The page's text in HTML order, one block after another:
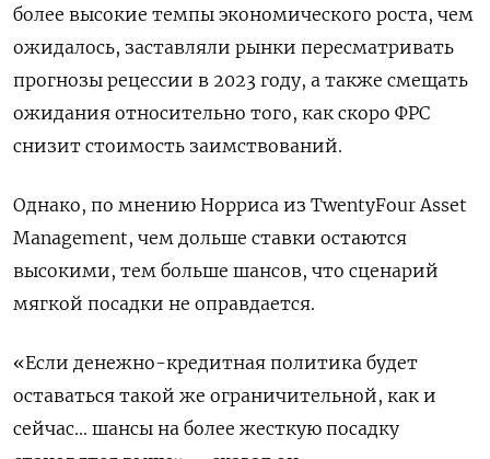
более высокие темпы экономического роста, чем
ожидалось, заставляли рынки пересматривать
прогнозы рецессии в 2023 году, а также смещать
ожидания относительно того, как скоро ФРС
снизит стоимость заимствований.
Однако, по мнению Норриса из TwentyFour Asset
Management, чем дольше ставки остаются
высокими, тем больше шансов, что сценарий
мягкой посадки не оправдается.
«Если денежно-кредитная политика будет
оставаться такой же ограничительной, как и
сейчас... шансы на более жесткую посадку